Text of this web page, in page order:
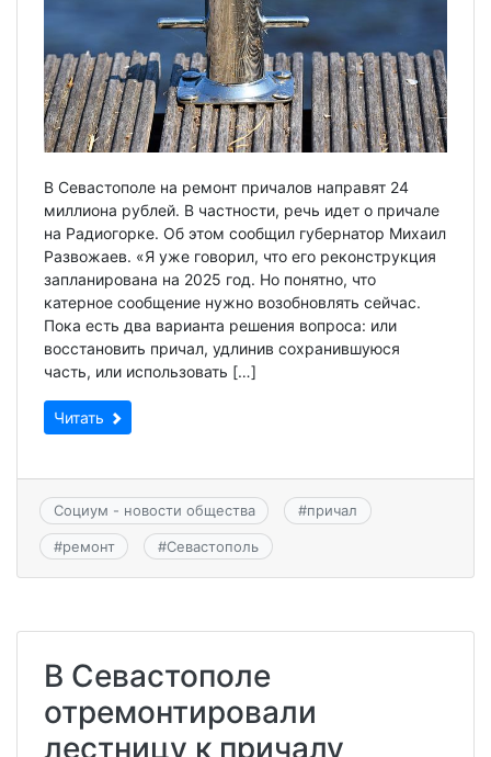
В Севастополе на ремонт причалов направят 24
миллиона рублей. В частности, речь идет о причале
на Радиогорке. Об этом сообщил губернатор Михаил
Развожаев. «Я уже говорил, что его реконструкция
запланирована на 2025 год. Но понятно, что
катерное сообщение нужно возобновлять сейчас.
Пока есть два варианта решения вопроса: или
восстановить причал, удлинив сохранившуюся
часть, или использовать […]
Читать
Социум - новости общества #причал
#ремонт #Севастополь
В Севастополе
отремонтировали
лестницу к причалу